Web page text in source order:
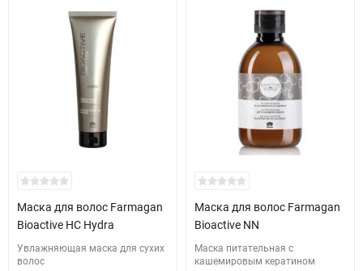
Маска для волос Farmagan
Bioactive HC Hydra
Увлажняющая маска для сухих
волос
Маска для волос Farmagan
Bioactive NN
Маска питательная с
кашемировым кератином